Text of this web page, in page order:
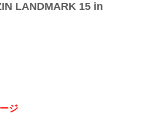
LANDMARK 15 in
ジ